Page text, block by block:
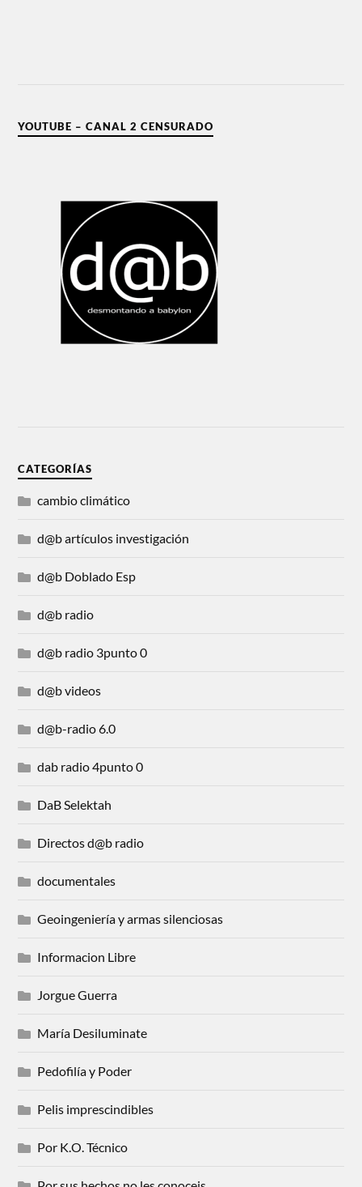
YOUTUBE – CANAL 2 CENSURADO
CATEGORÍAS
cambio climático
d@b artículos investigación
d@b Doblado Esp
d@b radio
d@b radio 3punto 0
d@b videos
d@b-radio 6.0
dab radio 4punto 0
DaB Selektah
Directos d@b radio
documentales
Geoingeniería y armas silenciosas
Informacion Libre
Jorgue Guerra
María Desiluminate
Pedofilía y Poder
Pelis imprescindibles
Por K.O. Técnico